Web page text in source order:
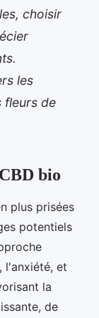
choisir
les
fleurs de
bio
plus prisées
potentiels
l'anxiété, et
la
de